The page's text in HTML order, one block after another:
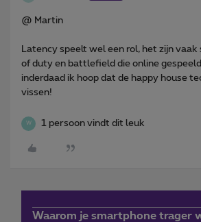
@ Martin
Latency speelt wel een rol, het zijn
of duty en battlefield die online
inderdaad ik hoop dat de happy house
vissen!
W 1 persoon vindt dit leuk
Waarom je smartphone trager